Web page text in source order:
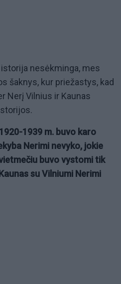
nesėkminga, mes
šaknys, kur priežastys, kad
Nerį Vilnius ir Kaunas
1939 m. buvo karo
Nerimi nevyko, jokie
buvo vystomi tik
su Vilniumi Nerimi